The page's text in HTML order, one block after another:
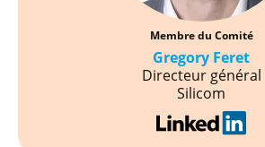
Membre du Comité
Gregory Feret
Directeur général
Silicom